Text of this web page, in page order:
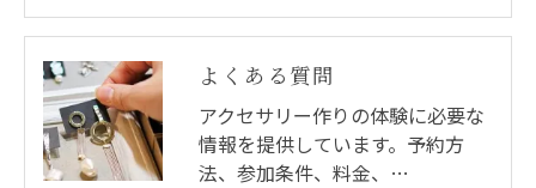
よくある質問
アクセサリー作りの体験に必要な
情報を提供しています。予約方
法、参加条件、料金、…